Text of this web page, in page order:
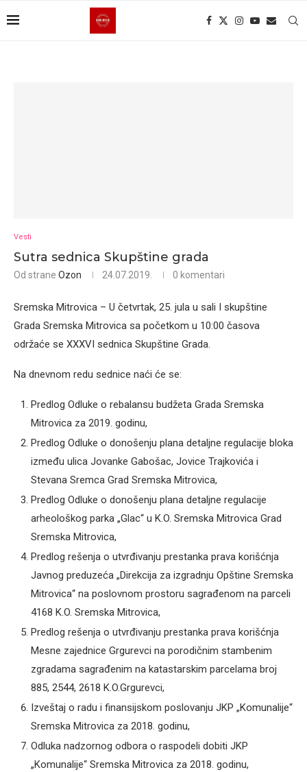
Vesti
Sutra sednica Skupštine grada
Od strane Ozon 24.07.2019. 0 komentari
Sremska Mitrovica – U četvrtak, 25. jula u sali I skupštine
Grada Sremska Mitrovica sa početkom u 10:00 časova
održaće se XXXVI sednica Skupštine Grada.
Na dnevnom redu sednice naći će se:
Predlog Odluke o rebalansu budžeta Grada Sremska
Mitrovica za 2019. godinu,
Predlog Odluke o donošenju plana detaljne regulacije bloka
između ulica Jovanke Gabošac, Jovice Trajkovića i
Stevana Sremca Grad Sremska Mitrovica,
Predlog Odluke o donošenju plana detaljne regulacije
arheološkog parka „Glac“ u K.O. Sremska Mitrovica Grad
Sremska Mitrovica,
Predlog rešenja o utvrđivanju prestanka prava korišćnja
Javnog preduzeća „Direkcija za izgradnju Opštine Sremska
Mitrovica“ na poslovnom prostoru sagrađenom na parceli
4168 K.O. Sremska Mitrovica,
Predlog rešenja o utvrđivanju prestanka prava korišćnja
Mesne zajednice Grgurevci na porodičnim stambenim
zgradama sagrađenim na katastarskim parcelama broj
885, 2544, 2618 K.O.Grgurevci,
Izveštaj o radu i finansijskom poslovanju JKP „Komunalije“
Sremska Mitrovica za 2018. godinu,
Odluka nadzornog odbora o raspodeli dobiti JKP
„Komunalije“ Sremska Mitrovica za 2018. godinu,